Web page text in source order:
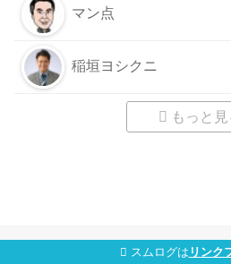
マン点
稲垣ヨシクニ
もっと見
スムログは リンク